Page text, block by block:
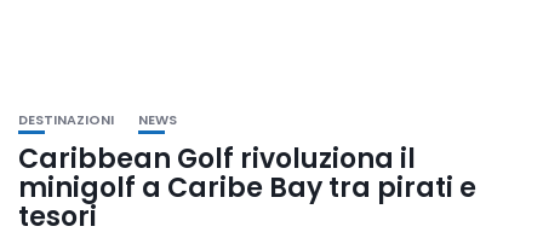
DESTINAZIONI NEWS
Caribbean Golf rivoluziona il
minigolf a Caribe Bay tra pirati e
tesori